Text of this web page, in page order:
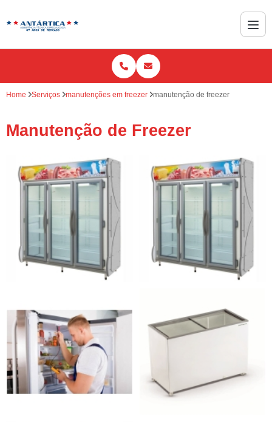
Home Serviços manutenções em freezer manutenção de freezer
Manutenção de Freezer